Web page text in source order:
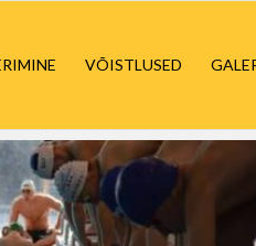
VÕISTLUSED